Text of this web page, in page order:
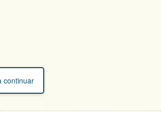
continuar